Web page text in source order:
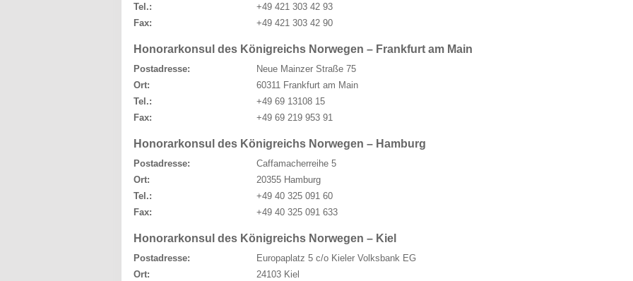
Tel.:
+49 421 303 42 93
Fax:
+49 421 303 42 90
Honorarkonsul des Königreichs Norwegen – Frankfurt am Main
Postadresse:
Neue Mainzer Straße 75
Ort:
60311 Frankfurt am Main
Tel.:
+49 69 13108 15
Fax:
+49 69 219 953 91
Honorarkonsul des Königreichs Norwegen – Hamburg
Postadresse:
Caffamacherreihe 5
Ort:
20355 Hamburg
Tel.:
+49 40 325 091 60
Fax:
+49 40 325 091 633
Honorarkonsul des Königreichs Norwegen – Kiel
Postadresse:
Europaplatz 5 c/o Kieler Volksbank EG
Ort:
24103 Kiel